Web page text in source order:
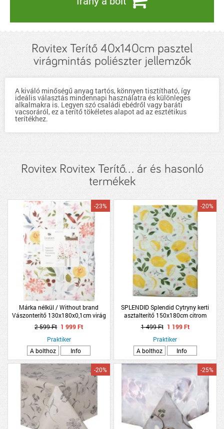
Rovitex Terítő 40x140cm pasztel
virágmintás poliészter jellemzők
A kiváló minőségű anyag tartós, könnyen tisztítható, így
ideális választás mindennapi használatra és különleges
alkalmakra is. Legyen szó családi ebédről vagy baráti
vacsoráról, ez a terítő tökéletes alapot ad az esztétikus
terítékhez.
Rovitex Rovitex Terítő... ár és hasonló
termékek
Márka nélkül / Without brand
Vászonterítő 130x180x0,1cm virág
mintás poliészter
-23%
2 599 Ft 1 999 Ft
Praktiker
A bolthoz
Info
SPLENDID Splendid Cytryny kerti
asztalterítő 150x180cm citrom
mintás
-20%
1 499 Ft 1 199 Ft
Praktiker
A bolthoz
Info
-20% -25%